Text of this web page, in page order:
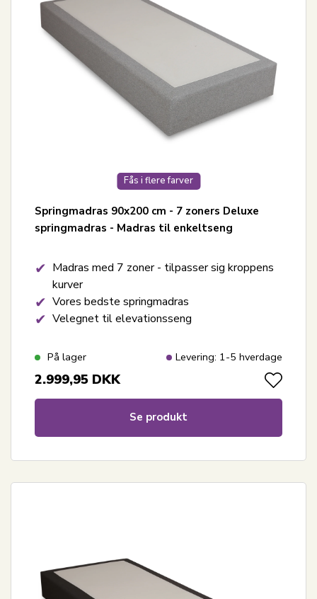
Fås i flere farver
Springmadras 90x200 cm - 7 zoners Deluxe
springmadras - Madras til enkeltseng
På lager Levering: 1-5 hverdage
Madras med 7 zoner - tilpasser sig kroppens
kurver
Vores bedste springmadras
Velegnet til elevationsseng
2.999,95 DKK
Se produkt